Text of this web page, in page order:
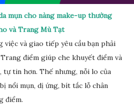
mụn cho nàng make-up thường
và Trang Mù Tạt
việc và giao tiếp yêu cầu bạn phải
điểm giúp che khuyết điểm và
tự tin hơn. Thế nhưng, nỗi lo của
nổi mụn, dị ứng, bít tắc lỗ chân
điểm.